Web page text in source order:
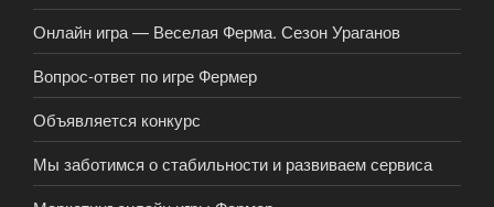
Онлайн игра — Веселая Ферма. Сезон Ураганов
Вопрос-ответ по игре Фермер
Объявляется конкурс
Мы заботимся о стабильности и развиваем сервиса